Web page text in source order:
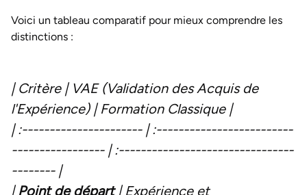
Voici un tableau comparatif pour mieux comprendre les
distinctions :
| Critère | VAE (Validation des Acquis de
l'Expérience) | Formation Classique |
| :---------------------- | :-------------------------
----------------- | :--------------------------------
-------- |
|Point de départ| Expérience et